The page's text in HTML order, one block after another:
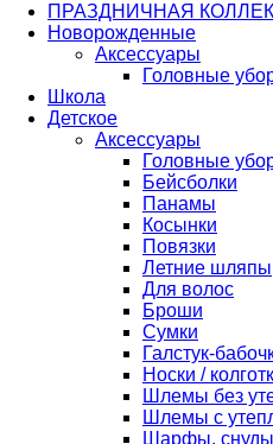
ПРАЗДНИЧНАЯ
Новорожденные
Аксессуары
Головные
Школа
Детское
Аксессуары
Головные
Бейсболки
Панамы
Косынки
Повязки
Летние шляпы
Для волос
Броши
Сумки
Галстук-
Носки /
Шлемы без
Шлемы с
Шарфы, снуды